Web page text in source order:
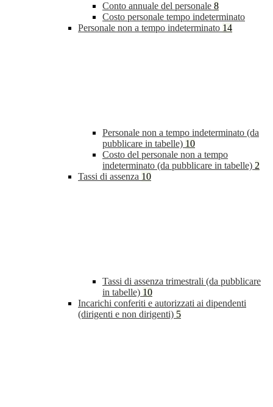
Conto annuale del personale 8
Costo personale tempo indeterminato
Personale non a tempo indeterminato 14
Personale non a tempo indeterminato (da
pubblicare in tabelle) 10
Costo del personale non a tempo
indeterminato (da pubblicare in tabelle) 2
Tassi di assenza 10
Tassi di assenza trimestrali (da pubblicare
in tabelle) 10
Incarichi conferiti e autorizzati ai dipendenti
(dirigenti e non dirigenti) 5